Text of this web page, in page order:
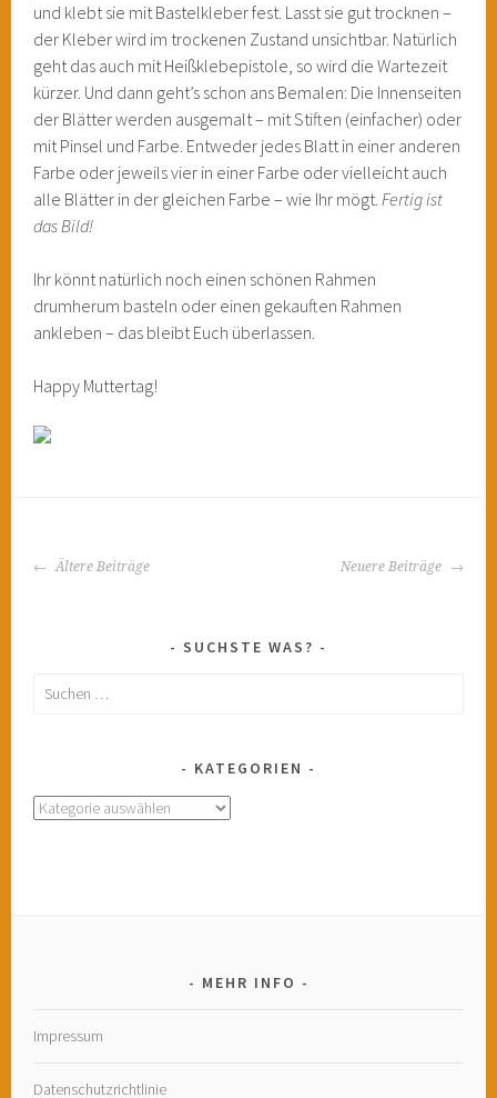
und klebt sie mit Bastelkleber fest. Lasst sie gut trocknen –
der Kleber wird im trockenen Zustand unsichtbar. Natürlich
geht das auch mit Heißklebepistole, so wird die Wartezeit
kürzer. Und dann geht’s schon ans Bemalen: Die Innenseiten
der Blätter werden ausgemalt – mit Stiften (einfacher) oder
mit Pinsel und Farbe. Entweder jedes Blatt in einer anderen
Farbe oder jeweils vier in einer Farbe oder vielleicht auch
alle Blätter in der gleichen Farbe – wie Ihr mögt.Fertig ist
das Bild!
Ihr könnt natürlich noch einen schönen Rahmen
drumherum basteln oder einen gekauften Rahmen
ankleben – das bleibt Euch überlassen.
Happy Muttertag!
BEITRAGS-
Ältere Beiträge Neuere Beiträge
SUCHSTE WAS?
Suchen
KATEGORIEN
Kategorien
MEHR INFO
Impressum
Datenschutzrichtlinie